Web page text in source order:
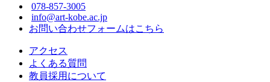
078-857-3005
info@art-kobe.ac.jp
お問い合わせフォームはこちら
アクセス
よくある質問
教員採用について